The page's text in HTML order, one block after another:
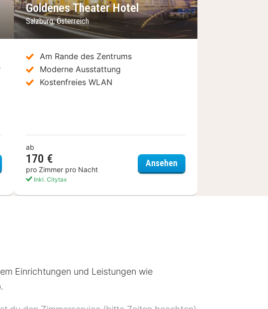
City-Hotel Salzburg
Goldenes Theater Hotel
Salzburg, Österreich
Am Rande des Zentrums
Moderne Ausstattung
Kostenfreies WLAN
ab
170 €
pro Zimmer pro Nacht
Inkl. Citytax
AnsehenGoldenes Theater Hotel
Einrichtungen und Leistungen wie